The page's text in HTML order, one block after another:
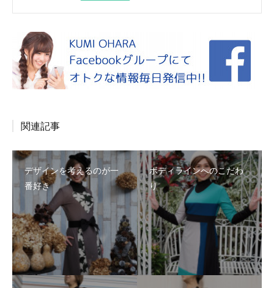
関連記事
デザインを考えるのが一
番好き
ボディラインへのこだわ
り